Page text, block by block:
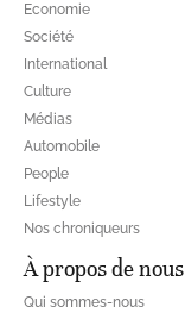
Economie
Société
International
Culture
Médias
Automobile
People
Lifestyle
Nos chroniqueurs
À propos de nous
Qui sommes-nous